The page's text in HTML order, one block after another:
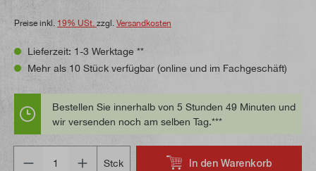
Preise inkl. 19% USt. zzgl. Versandkosten
Lieferzeit: 1-3 Werktage **
Mehr als 10 Stück verfügbar (online und im Fachgeschäft)
Bestellen Sie innerhalb von 5 Stunden 49 Minuten und
wir versenden noch am selben Tag.***
Stck
In den Warenkorb